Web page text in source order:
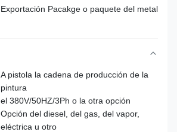
Exportación Pacakge o paquete del metal
A pistola la cadena de producción de la
pintura
el 380V/50HZ/3Ph o la otra opción
Opción del diesel, del gas, del vapor,
eléctrica u otro